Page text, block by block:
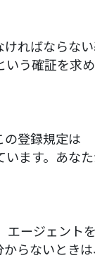
ればならな
う確証を求
登録規定は
ます。あなた
ージェント
らないとき